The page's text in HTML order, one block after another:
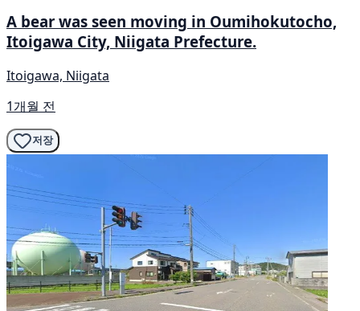
A bear was seen moving in Oumihokutocho,
Itoigawa City, Niigata Prefecture.
Itoigawa, Niigata
1개월 전
저장